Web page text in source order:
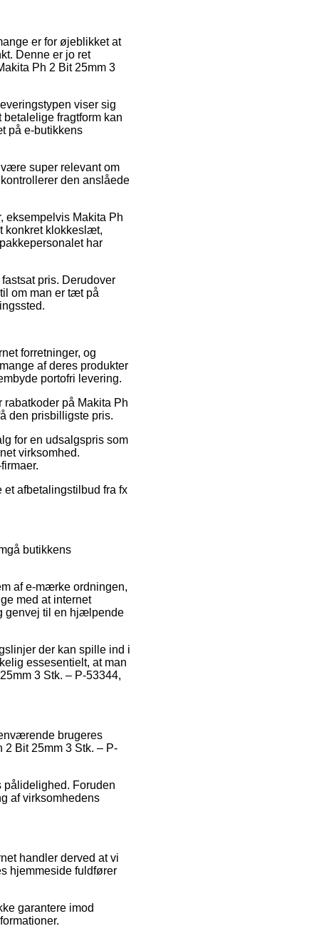
er for øjeblikket at
Denne er jo ret
Ph 2 Bit 25mm 3
viser sig
fragtform kan
på e-butikkens
super relevant om
den anslåede
eksempelvis Makita Ph
konkret klokkeslæt,
har
pris. Derudover
om man er tæt på
forretninger, og
af deres produkter
portofri levering.
på Makita Ph
den prisbilligste pris.
for en udsalgspris som
virksomhed.
afbetalingstilbud fra fx
butikkens
af e-mærke ordningen,
med at internet
genvej til en hjælpende
der kan spille ind i
essesentielt, at man
3 Stk. – P-53344,
brugeres
2 Bit 25mm 3 Stk. – P-
pålidelighed. Foruden
af virksomhedens
handler derved at vi
hjemmeside fuldfører
garantere imod